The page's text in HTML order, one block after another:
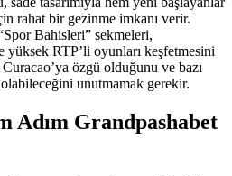
rahat bir gezinme imkanı verir.
Bahisleri” sekmeleri,
yüksek RTP’li oyunları keşfetmesini
özgü olduğunu ve bazı
olabileceğini unutmamak gerekir.
Adım Grandpashabet